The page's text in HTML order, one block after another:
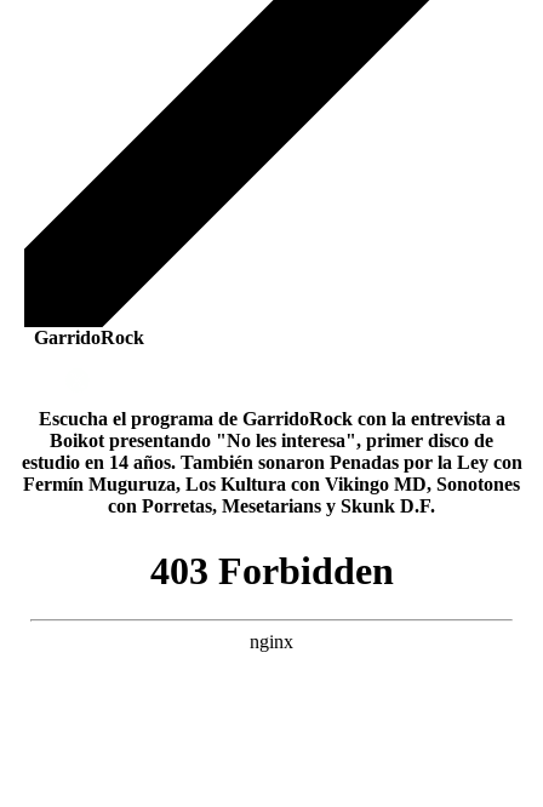
GarridoRock
Escucha el programa de GarridoRock con la entrevista a
Boikot presentando "No les interesa", primer disco de
estudio en 14 años. También sonaron Penadas por la Ley con
Fermín Muguruza, Los Kultura con Vikingo MD, Sonotones
con Porretas, Mesetarians y Skunk D.F.